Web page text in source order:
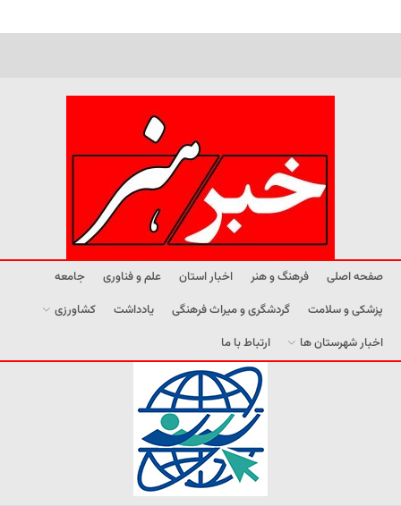
صفحه اصلی فرهنگ و هنر اخبار استان علم و فناوری
جامعه
پزشکی و سلامت
گردشگری و میراث فرهنگی یادداشت
کشاورزی
اخبار شهرستان ها
ارتباط با ما